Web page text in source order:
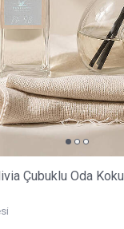
Çubuklu Oda